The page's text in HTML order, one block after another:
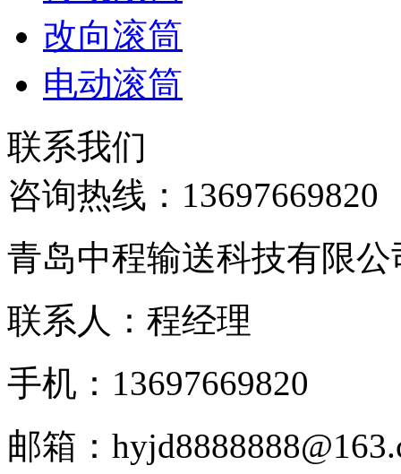
改向滚筒
电动滚筒
联系我们
咨询热线： 13697669820
青岛中程输送科技有限公
联系人：程经理
手机：13697669820
邮箱：